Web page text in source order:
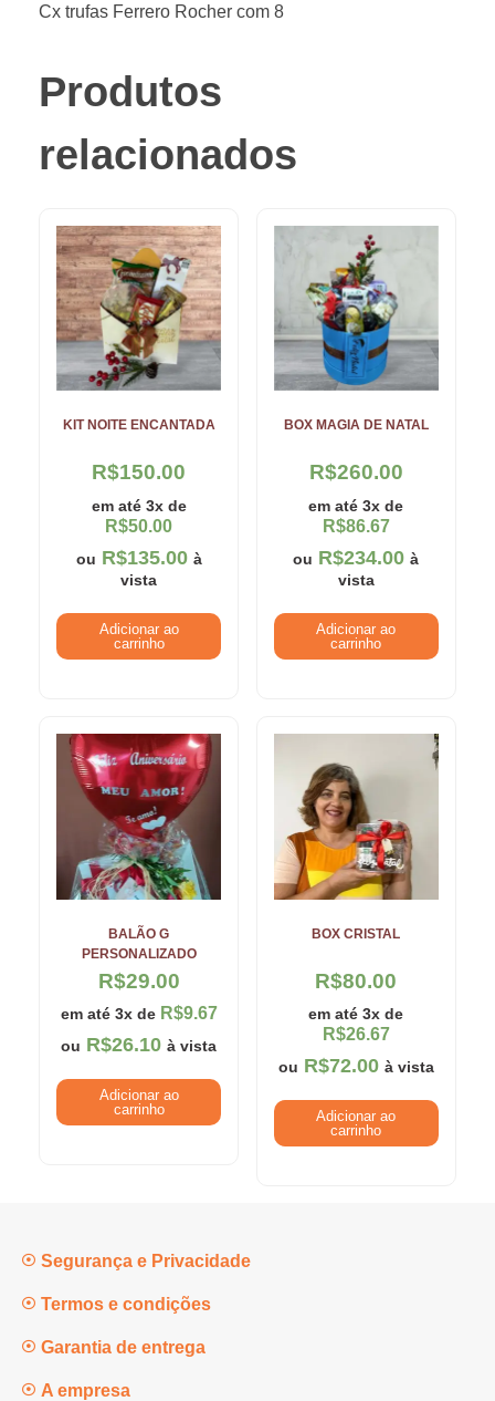
Cx trufas Ferrero Rocher com 8
Produtos
relacionados
KIT NOITE ENCANTADA
R$150.00
em até 3x de
R$50.00
ou R$135.00 à
vista
Adicionar ao
carrinho
BOX MAGIA DE NATAL
R$260.00
em até 3x de
R$86.67
ou R$234.00 à
vista
Adicionar ao
carrinho
BALÃO G
PERSONALIZADO
R$29.00
em até 3x de R$9.67
ou R$26.10 à vista
Adicionar ao
carrinho
BOX CRISTAL
R$80.00
em até 3x de
R$26.67
ou R$72.00 à vista
Adicionar ao
carrinho
Segurança e Privacidade
Termos e condições
Garantia de entrega
A empresa